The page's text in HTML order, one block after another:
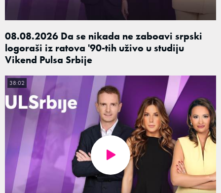
08.08.2026 Da se nikada ne zaboavi srpski
logoraši iz ratova '90-tih uživo u studiju
Vikend Pulsa Srbije
38:02